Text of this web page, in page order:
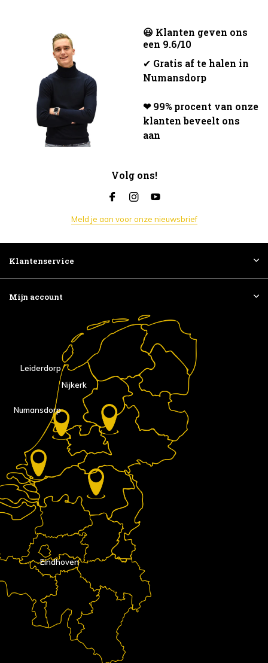
😃 Klanten geven ons
een 9.6/10
✔ Gratis af te halen in
Numansdorp
❤ 99% procent van onze
klanten beveelt ons
aan
Volg ons!
Meld je aan voor onze nieuwsbrief
Klantenservice
Mijn account
Eindhoven
Nijkerk
Numansdorp
Leiderdorp